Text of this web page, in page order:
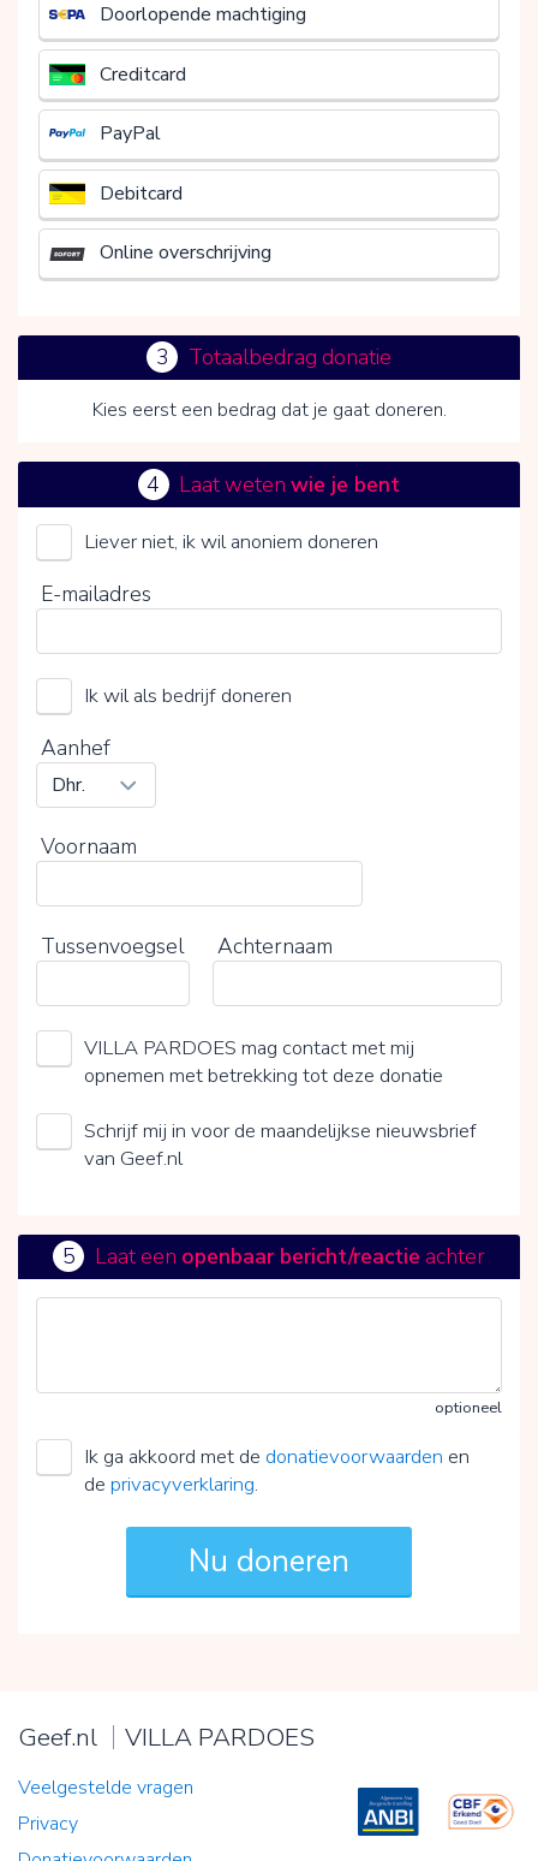
Doorlopende machtiging
Creditcard
PayPal
Debitcard
Online overschrijving
3 Totaalbedrag donatie
Kies eerst een bedrag dat je gaat doneren.
Door op V te klikken kies je wel of geen vrijwillige
4 Laat wetenwie je bent
Liever niet, ik wil anoniem doneren
E-mailadres
Ik wil als bedrijf doneren
Aanhef
Voornaam
Tussenvoegsel Achternaam
VILLA PARDOES mag contact met mij
opnemen met betrekking tot deze donatie
Schrijf mij in voor de maandelijkse nieuwsbrief
van Geef.nl
5 Laat een openbaar bericht/reactie achter
optioneel
Ik ga akkoord met de donatievoorwaarden en
de privacyverklaring.
Geef.nl VILLA PARDOES
Veelgestelde vragen
Privacy